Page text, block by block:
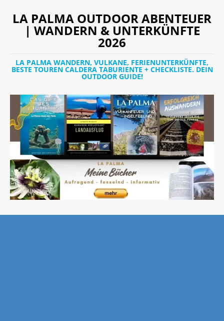
LA PALMA OUTDOOR ABENTEUER
| WANDERN & UNTERKÜNFTE
2026
LA PALMA WANDERN, VULKANE, FERIENUNTERKÜNFTE,
BESTE TOUREN CALDERA TABURIENTE + CHECKLISTE. DEIN
OUTDOOR GUIDE!